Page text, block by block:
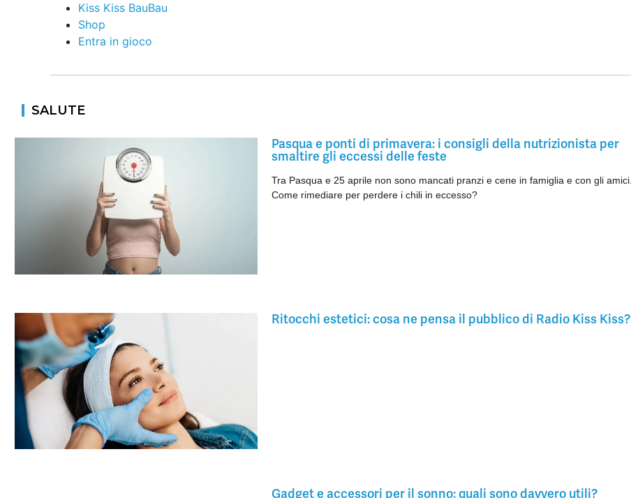
Kiss Kiss BauBau
Shop
Entra in gioco
SALUTE
Pasqua e ponti di primavera: i consigli della nutrizionista per
smaltire gli eccessi delle feste
Tra Pasqua e 25 aprile non sono mancati pranzi e cene in famiglia e con gli amici.
Come rimediare per perdere i chili in eccesso?
Ritocchi estetici: cosa ne pensa il pubblico di Radio Kiss Kiss?
Gadget e accessori per il sonno: quali sono davvero utili?